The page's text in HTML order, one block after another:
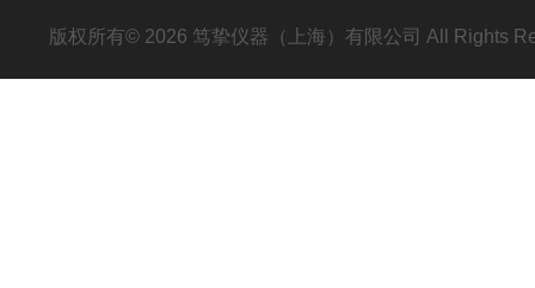
版权所有© 2026 笃挚仪器（上海）有限公司 All Rights